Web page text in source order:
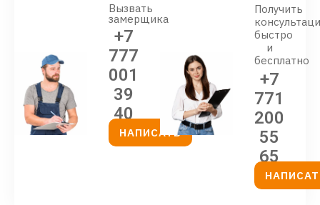
Вызвать
замерщика
+7
777
001
39
40
НАПИСАТЬ
Получить
быстро
и
бесплатно
+7
771
200
55
65